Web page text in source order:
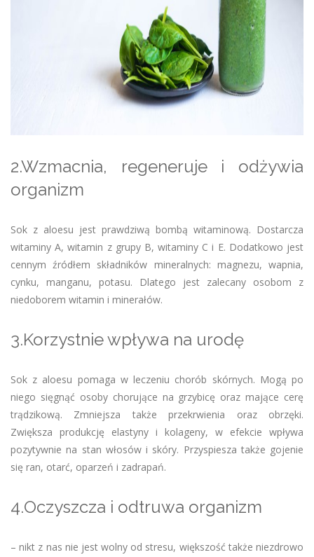
2.Wzmacnia, regeneruje i odżywia
organizm
Sok z aloesu jest prawdziwą bombą witaminową. Dostarcza
witaminy A, witamin z grupy B, witaminy C i E. Dodatkowo jest
cennym źródłem składników mineralnych: magnezu, wapnia,
cynku, manganu, potasu. Dlatego jest zalecany osobom z
niedoborem witamin i minerałów.
3.Korzystnie wpływa na urodę
Sok z aloesu pomaga w leczeniu chorób skórnych. Mogą po
niego sięgnąć osoby chorujące na grzybicę oraz mające cerę
trądzikową. Zmniejsza także przekrwienia oraz obrzęki.
Zwiększa produkcję elastyny i kolageny, w efekcie wpływa
pozytywnie na stan włosów i skóry. Przyspiesza także gojenie
się ran, otarć, oparzeń i zadrapań.
4.Oczyszcza i odtruwa organizm
– nikt z nas nie jest wolny od stresu, większość także niezdrowo